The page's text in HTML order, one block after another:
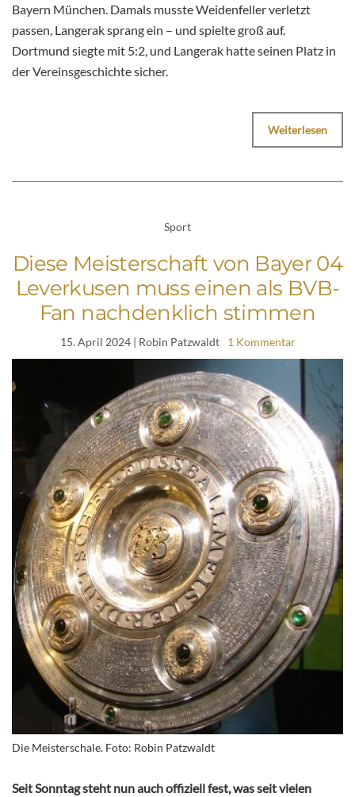
Bayern München. Damals musste Weidenfeller verletzt
passen, Langerak sprang ein – und spielte groß auf.
Dortmund siegte mit 5:2, und Langerak hatte seinen Platz in
der Vereinsgeschichte sicher.
Weiterlesen
Sport
Diese Meisterschaft von Bayer 04
Leverkusen muss einen als BVB-
Fan nachdenklich stimmen
15. April 2024| Robin Patzwaldt 1 Kommentar
Die Meisterschale. Foto: Robin Patzwaldt
Seit Sonntag steht nun auch offiziell fest, was seit vielen